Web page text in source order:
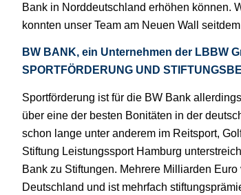
Bank in Norddeutschland erhöhen können.
konnten unser Team am Neuen Wall
BW BANK, ein Unternehmen der LBBW
SPORTFÖRDERUNG UND
Sportförderung ist für die BW Bank
über eine der besten Bonitäten in der
schon lange unter anderem im Reitsport,
Stiftung Leistungssport Hamburg
Bank zu Stiftungen. Mehrere Milliarden
Deutschland und ist mehrfach